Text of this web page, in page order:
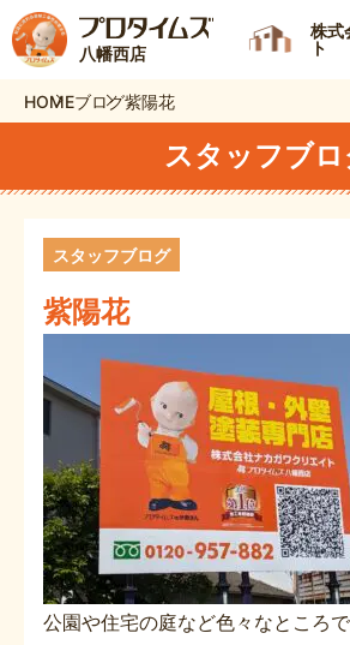
八幡西店
株式
ト
HOMEブログ紫陽花
スタッフブ
紫陽花
スタッフブログ
公園や住宅の庭など色々なところ